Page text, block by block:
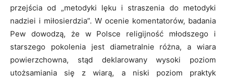
przejścia od „metodyki lęku i straszenia do metodyki
nadziei i miłosierdzia”. W ocenie komentatorów, badania
Pew dowodzą, że w Polsce religijność młodszego i
starszego pokolenia jest diametralnie różna, a wiara
powierzchowna, stąd deklarowany wysoki poziom
utożsamiania się z wiarą, a niski poziom praktyk